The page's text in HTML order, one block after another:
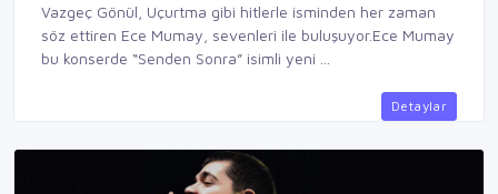
Vazgeç Gönül, Uçurtma gibi hitlerle isminden her zaman
söz ettiren Ece Mumay, sevenleri ile buluşuyor.Ece Mumay
bu konserde “Senden Sonra” isimli yeni ...
Detaylar